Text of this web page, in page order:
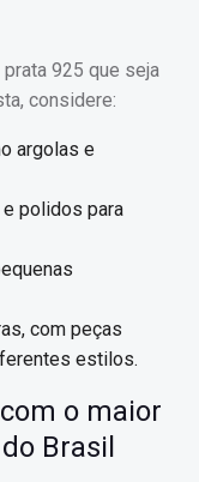
925 que seja
considere:
argolas e
polidos para
com peças
estilos.
o maior
Brasil